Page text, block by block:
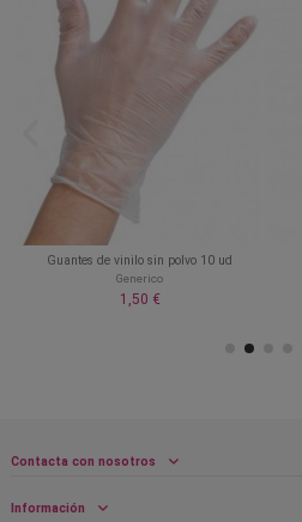
Guantes de vinilo sin polvo 10 ud
Generico
1,50 €
Contacta con nosotros
Información